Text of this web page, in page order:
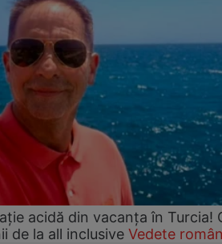
acidă din vacanța în Turcia!
de la all inclusive Vedete